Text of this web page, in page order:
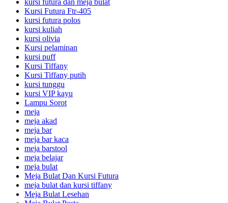
kursi futura dan meja bulat
Kursi Futura Ftr-405
kursi futura polos
kursi kuliah
kursi olivia
Kursi pelaminan
kursi puff
Kursi Tiffany
Kursi Tiffany putih
kursi tunggu
kursi VIP kayu
Lampu Sorot
meja
meja akad
meja bar
meja bar kaca
meja barstool
meja belajar
meja bulat
Meja Bulat Dan Kursi Futura
meja bulat dan kursi tiffany
Meja Bulat Lesehan